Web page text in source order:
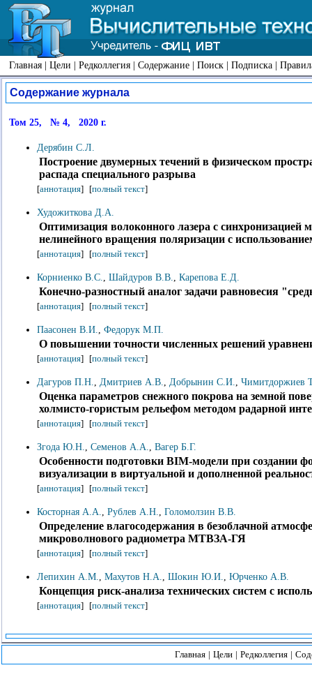
Главная | Цели | Редколлегия | Содержание | Поиск | Подписка |
Содержание журнала
Том 25, № 4, 2020 г.
Дерябин С.Л.
Построение двумерных течений в физическом
распада специального разрыва
[аннотация] [полный текст]
Художиткова Д.А.
Оптимизация волоконного лазера с синхронизацией
нелинейного вращения поляризации с
[аннотация] [полный текст]
Корниенко В.С., Шайдуров В.В., Карепова Е.Д.
Конечно-разностный аналог задачи равновесия
[аннотация] [полный текст]
Паасонен В.И., Федорук М.П.
О повышении точности численных решений
[аннотация] [полный текст]
Дагуров П.Н., Дмитриев А.В., Добрынин С.И., Чимитдоржиев
Оценка параметров снежного покрова на земной
холмисто-гористым рельефом методом радарной
[аннотация] [полный текст]
Згода Ю.Н., Семенов А.А., Вагер Б.Г.
Особенности подготовки BIM-модели при создании
визуализации в виртуальной и дополненной
[аннотация] [полный текст]
Косторная А.А., Рублев А.Н., Голомолзин В.В.
Определение влагосодержания в безоблачной
микроволнового радиометра МТВЗА-ГЯ
[аннотация] [полный текст]
Лепихин А.М., Махутов Н.А., Шокин Ю.И., Юрченко А.В.
Концепция риск-анализа технических систем с
[аннотация] [полный текст]
Главная | Цели | Редколлегия |